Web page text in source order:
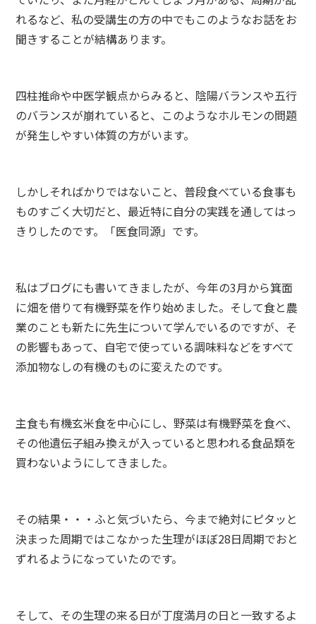
れるなど、私の受講生の方の中でもこのようなお話をお
聞きすることが結構あります。
四柱推命や中医学観点からみると、陰陽バランスや五行
のバランスが崩れていると、このようなホルモンの問題
が発生しやすい体質の方がいます。
しかしそればかりではないこと、普段食べている食事も
ものすごく大切だと、最近特に自分の実践を通してはっ
きりしたのです。「医食同源」です。
私はブログにも書いてきましたが、今年の3月から箕面
に畑を借りて有機野菜を作り始めました。そして食と農
業のことも新たに先生について学んでいるのですが、そ
の影響もあって、自宅で使っている調味料などをすべて
添加物なしの有機のものに変えたのです。
主食も有機玄米食を中心にし、野菜は有機野菜を食べ、
その他遺伝子組み換えが入っていると思われる食品類を
買わないようにしてきました。
その結果・・・ふと気づいたら、今まで絶対にピタッと
決まった周期ではこなかった生理がほぼ28日周期でおと
ずれるようになっていたのです。
そして、その生理の来る日が丁度満月の日と一致するよ